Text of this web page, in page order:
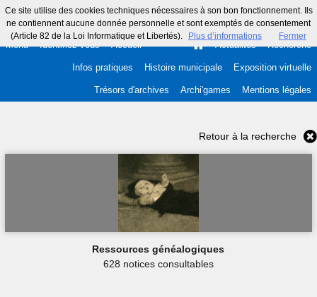
Ce site utilise des cookies techniques nécessaires à son bon fonctionnement. Ils
ne contiennent aucune donnée personnelle et sont exemptés de consentement
(Article 82 de la Loi Informatique et Libertés).
Plus d’informations Fermer
Menu Identifiez-vous Accueil Actualités Recherche
Infos pratiques Histoire municipale Exposition virtuelle
Trésors d'archives Archi'games Mentions légales
Retour à la recherche
Ressources généalogiques
628 notices consultables